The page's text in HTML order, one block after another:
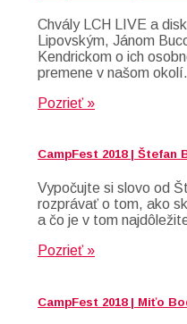
Chvály LCH LIVE a
Lipovským, Jánom
Kendrickom o ich
premene v našom okolí.
Pozrieť »
CampFest 2018 | Štefan
Vypočujte si slovo od
rozprávať o tom, ako
a čo je v tom
Pozrieť »
CampFest 2018 | Miťo